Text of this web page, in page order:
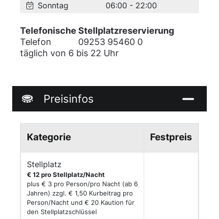
Sonntag
06:00 - 22:00
Telefonische Stellplatzreservierung
Telefon 09253 95460 0
täglich von 6 bis 22 Uhr
Preisinfos
Kategorie Festpreis
Stellplatz
€ 12 pro Stellplatz/Nacht
plus € 3 pro Person/pro Nacht (ab 6
Jahren) zzgl. € 1,50 Kurbeitrag pro
Person/Nacht und € 20 Kaution für
den Stellplatzschlüssel